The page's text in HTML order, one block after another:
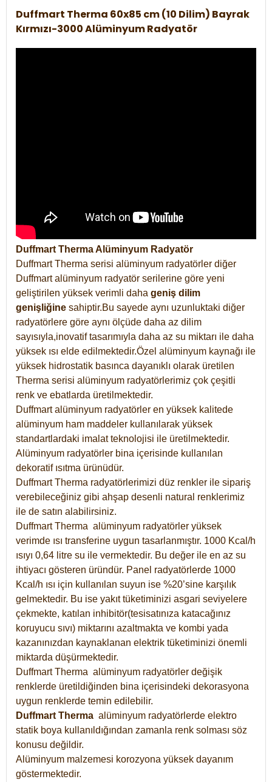
Duffmart Therma 60x85 cm (10 Dilim) Bayrak
Kırmızı-3000 Alüminyum Radyatör
Duffmart Therma Alüminyum Radyatör
Duffmart Therma serisi alüminyum radyatörler diğer
Duffmart alüminyum radyatör serilerine göre yeni
geliştirilen yüksek verimli daha geniş dilim
genişliğine sahiptir.Bu sayede aynı uzunluktaki diğer
radyatörlere göre aynı ölçüde daha az dilim
sayısıyla,inovatif tasarımıyla daha az su miktarı ile daha
yüksek ısı elde edilmektedir.Özel alüminyum kaynağı ile
yüksek hidrostatik basınca dayanıklı olarak üretilen
Therma serisi alüminyum radyatörlerimiz çok çeşitli
renk ve ebatlarda üretilmektedir.
Duffmart alüminyum radyatörler en yüksek kalitede
alüminyum ham maddeler kullanılarak yüksek
standartlardaki imalat teknolojisi ile üretilmektedir.
Alüminyum radyatörler bina içerisinde kullanılan
dekoratif ısıtma ürünüdür.
Duffmart Therma radyatörlerimizi düz renkler ile sipariş
verebileceğiniz gibi ahşap desenli natural renklerimiz
ile de satın alabilirsiniz.
Duffmart Therma alüminyum radyatörler yüksek
verimde ısı transferine uygun tasarlanmıştır. 1000 Kcal/h
ısıyı 0,64 litre su ile vermektedir. Bu değer ile en az su
ihtiyacı gösteren üründür. Panel radyatörlerde 1000
Kcal/h ısı için kullanılan suyun ise %20’sine karşılık
gelmektedir. Bu ise yakıt tüketiminizi asgari seviyelere
çekmekte, katılan inhibitör(tesisatınıza katacağınız
koruyucu sıvı) miktarını azaltmakta ve kombi yada
kazanınızdan kaynaklanan elektrik tüketiminizi önemli
miktarda düşürmektedir.
Duffmart Therma alüminyum radyatörler değişik
renklerde üretildiğinden bina içerisindeki dekorasyona
uygun renklerde temin edilebilir.
Duffmart Therma alüminyum radyatörlerde elektro
statik boya kullanıldığından zamanla renk solması söz
konusu değildir.
Alüminyum malzemesi korozyona yüksek dayanım
göstermektedir.